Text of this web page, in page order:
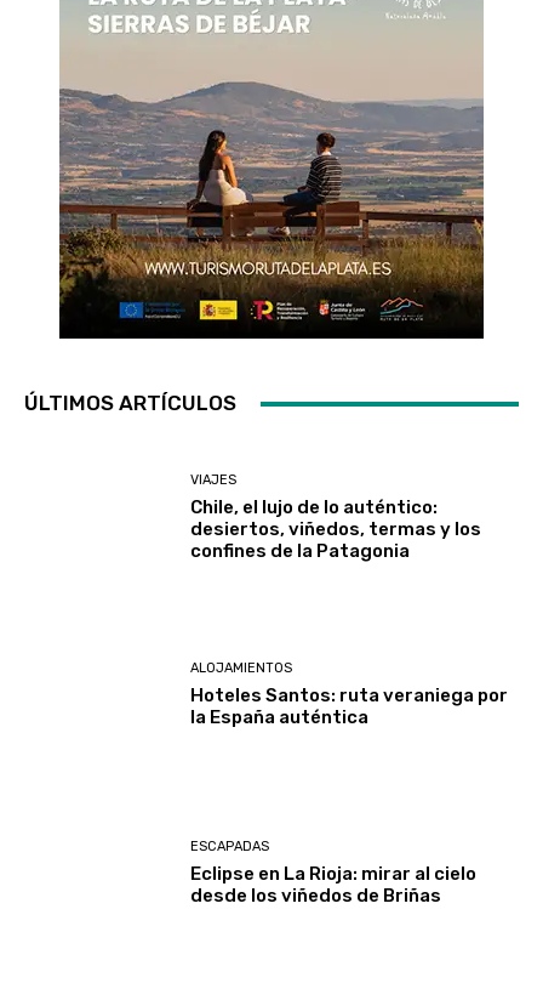
ÚLTIMOS ARTÍCULOS
VIAJES
Chile, el lujo de lo auténtico:
desiertos, viñedos, termas y los
confines de la Patagonia
ALOJAMIENTOS
Hoteles Santos: ruta veraniega por
la España auténtica
ESCAPADAS
Eclipse en La Rioja: mirar al cielo
desde los viñedos de Briñas